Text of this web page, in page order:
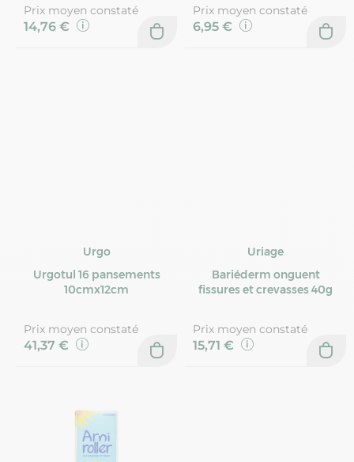
Prix moyen constaté
14,76 €
Prix moyen constaté
6,95 €
Urgo
Urgotul 16 pansements
10cmx12cm
Prix moyen constaté
41,37 €
Uriage
Bariéderm onguent
fissures et crevasses 40g
Prix moyen constaté
15,71 €